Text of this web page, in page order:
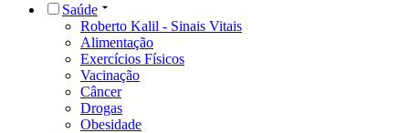
Saúde
Roberto Kalil - Sinais Vitais
Alimentação
Exercícios Físicos
Vacinação
Câncer
Drogas
Obesidade